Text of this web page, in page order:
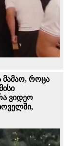
მამაო, როცა
ვიდეო